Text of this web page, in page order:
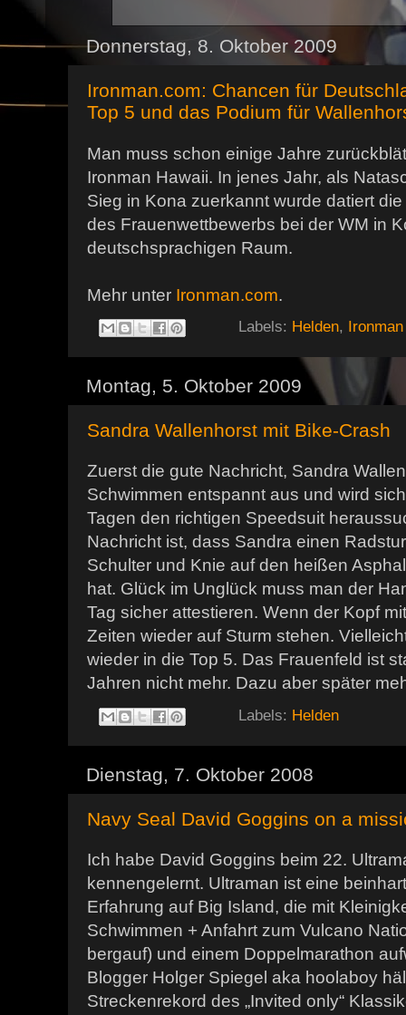
Donnerstag, 8. Oktober 2009
Ironman.com: Chancen für
Top 5 und das Podium für
Man muss schon einige Jahre
Ironman Hawaii. In jenes Jahr, als
Sieg in Kona zuerkannt wurde datiert
des Frauenwettbewerbs bei der WM in
deutschsprachigen Raum.
Mehr unter Ironman.com.
Labels: Helden,
Montag, 5. Oktober 2009
Sandra Wallenhorst mit Bike-Crash
Zuerst die gute Nachricht, Sandra
Schwimmen entspannt aus und wird
Tagen den richtigen Speedsuit
Nachricht ist, dass Sandra einen
Schulter und Knie auf den heißen
hat. Glück im Unglück muss man der
Tag sicher attestieren. Wenn der Kopf
Zeiten wieder auf Sturm stehen.
wieder in die Top 5. Das Frauenfeld ist
Jahren nicht mehr. Dazu aber später
Labels: Helden
Dienstag, 7. Oktober 2008
Navy Seal David Goggins on a
Ich habe David Goggins beim 22.
kennengelernt. Ultraman ist eine
Erfahrung auf Big Island, die mit
Schwimmen + Anfahrt zum Vulcano
bergauf) und einem Doppelmarathon
Blogger Holger Spiegel aka hoolaboy
Streckenrekord des „Invited only“